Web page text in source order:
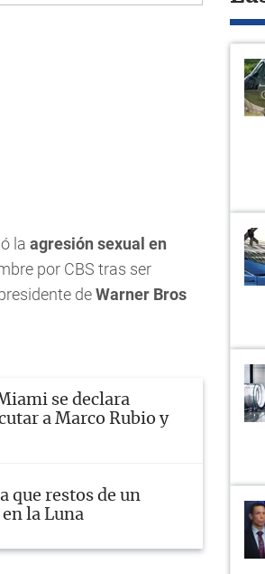
la agresión sexual en
por CBS tras ser
deWarner Bros
se declara
a Marco Rubio y
que restos de un
la Luna